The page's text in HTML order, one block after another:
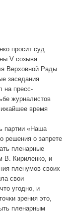
просит суд
V созыва
Верховной Рады
заседания
на пресс-
журналистов
время
партии «Наша
решения о запрете
пленарные
В. Кириленко, и
пленумов своих
свои
угодно, и
зрения это,
пленарным